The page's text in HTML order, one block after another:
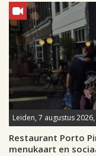
Leiden, 7 augustus
Restaurant Porto
menukaart en